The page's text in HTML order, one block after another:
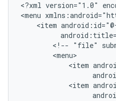
<?xml version="1.0"
<menu
<item
<!--
"file"
<item
<item